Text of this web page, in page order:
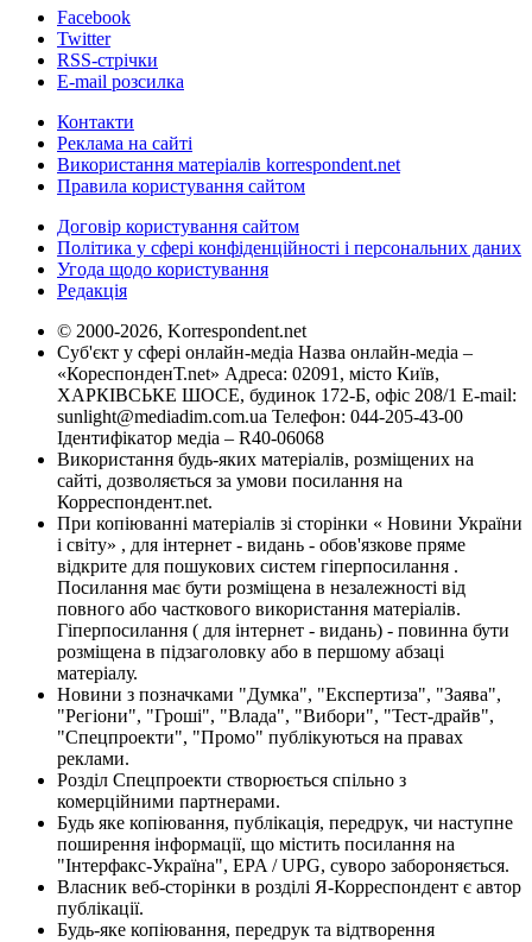
Facebook
Twitter
RSS-стрічки
E-mail розсилка
Контакти
Реклама на сайті
Використання матеріалів korrespondent.net
Правила користування сайтом
Договір користування сайтом
Політика у сфері конфіденційності і персональних даних
Угода щодо користування
Редакція
© 2000-2026, Korrespondent.net
Суб'єкт у сфері онлайн-медіа Назва онлайн-медіа –
«КореспонденТ.net» Адреса: 02091, місто Київ,
ХАРКІВСЬКЕ ШОСЕ, будинок 172-Б, офіс 208/1 E-mail:
sunlight@mediadim.com.ua Телефон: 044-205-43-00
Ідентифікатор медіа – R40-06068
Використання будь-яких матеріалів, розміщених на
сайті, дозволяється за умови посилання на
Корреспондент.net.
При копіюванні матеріалів зі сторінки « Новини України
і світу» , для інтернет - видань - обов'язкове пряме
відкрите для пошукових систем гіперпосилання .
Посилання має бути розміщена в незалежності від
повного або часткового використання матеріалів.
Гіперпосилання ( для інтернет - видань) - повинна бути
розміщена в підзаголовку або в першому абзаці
матеріалу.
Новини з позначками "Думка", "Експертиза", "Заява",
"Регіони", "Гроші", "Влада", "Вибори", "Тест-драйв",
"Спецпроекти", "Промо" публікуються на правах
реклами.
Розділ Спецпроекти створюється спільно з
комерційними партнерами.
Будь яке копіювання, публікація, передрук, чи наступне
поширення інформації, що містить посилання на
"Інтерфакс-Україна", EPA / UPG, суворо забороняється.
Власник веб-сторінки в розділі Я-Корреспондент є автор
публікації.
Будь-яке копіювання, передрук та відтворення